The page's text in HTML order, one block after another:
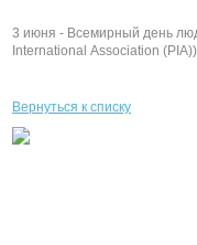
3 июня - Всемирный день
International Аssociation
Вернуться к списку